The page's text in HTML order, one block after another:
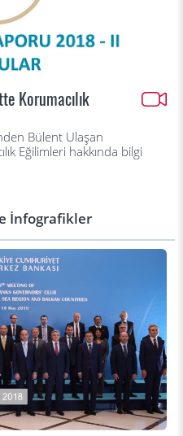
Korumacılık
Bülent Ulaşan
Eğilimleri hakkında bilgi
İnfografikler